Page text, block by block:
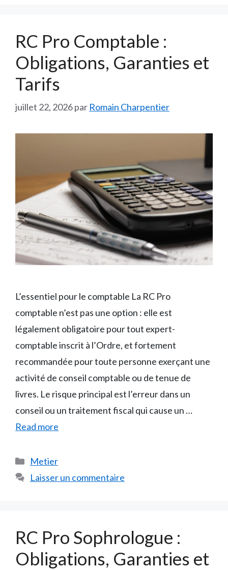
RC Pro Comptable :
Obligations, Garanties et
Tarifs
juillet 22, 2026par Romain Charpentier
L’essentiel pour le comptable La RC Pro
comptable n’est pas une option : elle est
légalement obligatoire pour tout expert-
comptable inscrit à l’Ordre, et fortement
recommandée pour toute personne exerçant une
activité de conseil comptable ou de tenue de
livres. Le risque principal est l’erreur dans un
conseil ou un traitement fiscal qui cause un …
Read more
Catégories
Metier
Laisser un commentaire
RC Pro Sophrologue :
Obligations, Garanties et